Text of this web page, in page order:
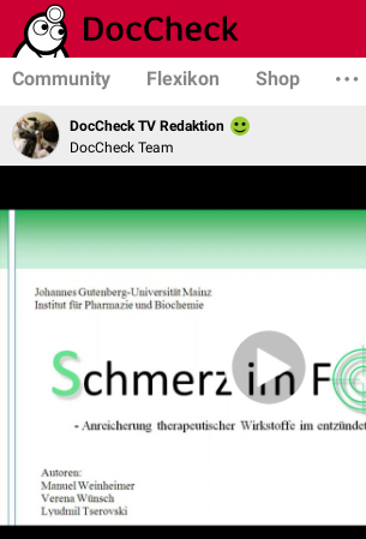
Community Flexikon Shop
DocCheck TV Redaktion
DocCheck Team